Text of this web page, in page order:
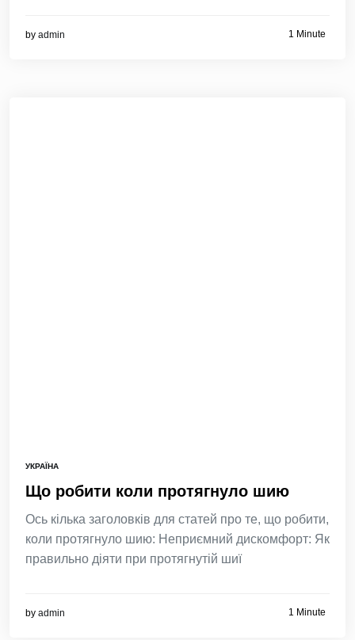
by admin 1 Minute
УКРАЇНА
Що робити коли протягнуло шию
Ось кілька заголовків для статей про те, що робити,
коли протягнуло шию: Неприємний дискомфорт: Як
правильно діяти при протягнутій шиї
by admin 1 Minute